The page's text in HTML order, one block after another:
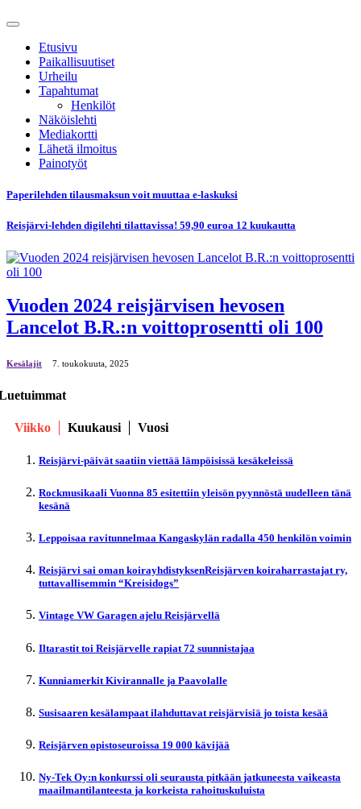
Etusivu
Paikallisuutiset
Urheilu
Tapahtumat
Henkilöt
Näköislehti
Mediakortti
Lähetä ilmoitus
Painotyöt
Paperilehden tilausmaksun voit muuttaa e-laskuksi
Reisjärvi-lehden digilehti tilattavissa! 59,90 euroa 12 kuukautta
Vuoden 2024 reisjärvisen hevosen
Lancelot B.R.:n voittoprosentti oli 100
Kesälajit 7. toukokuuta, 2025
Viikko Kuukausi Vuosi
Reisjärvi-päivät saatiin viettää lämpöisissä kesäkeleissä
Rockmusikaali Vuonna 85 esitettiin yleisön pyynnöstä uudelleen tänä
kesänä
Leppoisaa ravitunnelmaa Kangaskylän radalla 450 henkilön voimin
Reisjärvi sai oman koirayhdistyksenReisjärven koiraharrastajat ry,
tuttavallisemmin “Kreisidogs”
Vintage VW Garagen ajelu Reisjärvellä
Iltarastit toi Reisjärvelle rapiat 72 suunnistajaa
Kunniamerkit Kivirannalle ja Paavolalle
Susisaaren kesälampaat ilahduttavat reisjärvisiä jo toista kesää
Reisjärven opistoseuroissa 19 000 kävijää
Ny-Tek Oy:n konkurssi oli seurausta pitkään jatkuneesta vaikeasta
maailmantilanteesta ja korkeista rahoituskuluista